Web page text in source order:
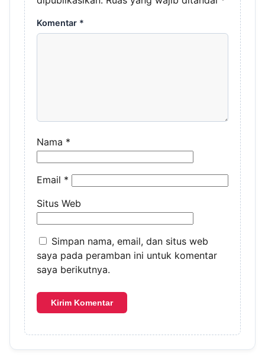
Komentar *
Nama *
Email *
Situs Web
Simpan nama, email, dan situs web
saya pada peramban ini untuk komentar
saya berikutnya.